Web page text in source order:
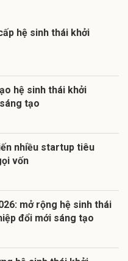
hệ sinh thái khởi
hệ sinh thái khởi
tạo
nhiều startup tiêu
vốn
mở rộng hệ sinh thái
đổi mới sáng tạo